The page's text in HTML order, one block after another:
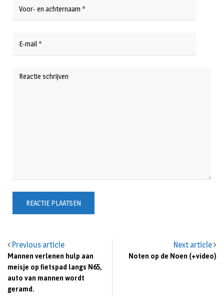
Previous article
Mannen verlenen hulp aan
meisje op fietspad langs N65,
auto van mannen wordt
geramd.
Next article
Noten op de Noen (+video)